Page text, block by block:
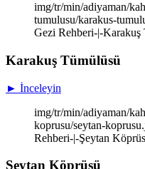
img/tr/min/adiyaman/
tumulusu/karakus-
Gezi Rehberi-|-Karakuş
Karakuş Tümülüsü
► İnceleyin
img/tr/min/adiyaman/
koprusu/seytan-
Rehberi-|-Şeytan
Şeytan Köprüsü